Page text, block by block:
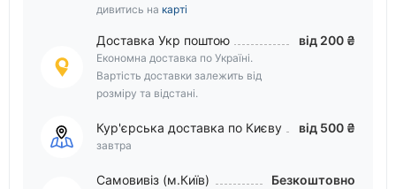
дивитись на карті
Доставка Укр поштою
Економна доставка по Україні.
Вартість доставки залежить від
розміру та відстані.
від 200 ₴
Кур'єрська доставка по Києву
завтра
від 500 ₴
Самовивіз (м.Київ) Безкоштовно